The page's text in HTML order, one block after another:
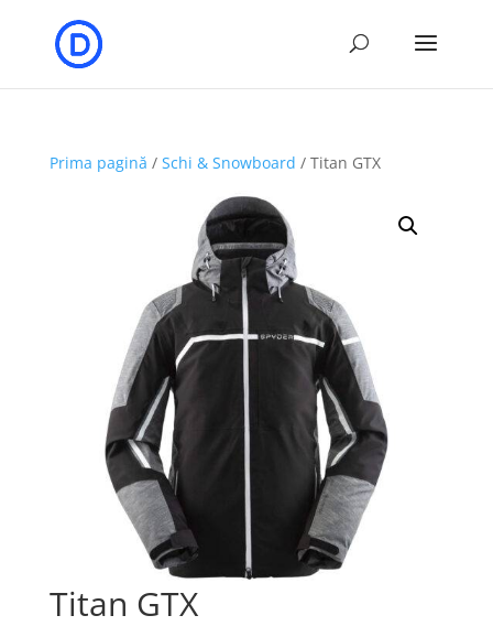
Prima pagină / Schi & Snowboard / Titan GTX
Titan GTX